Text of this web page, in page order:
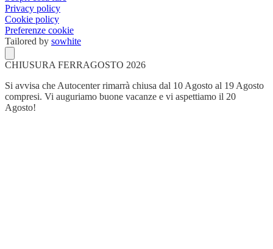
Privacy policy
Cookie policy
Preferenze cookie
Tailored by sowhite
CHIUSURA FERRAGOSTO 2026
Si avvisa che Autocenter rimarrà chiusa dal 10 Agosto al 19 Agosto
compresi. Vi auguriamo buone vacanze e vi aspettiamo il 20
Agosto!